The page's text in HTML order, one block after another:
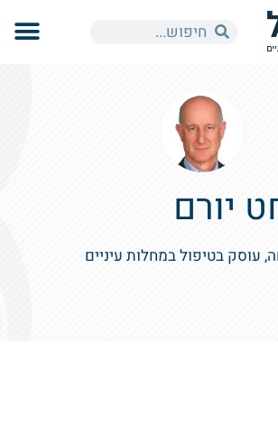
יורם
עוסק בטיפול במחלות עיניים